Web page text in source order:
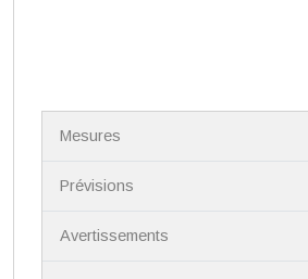
Mesures
Prévisions
Avertissements